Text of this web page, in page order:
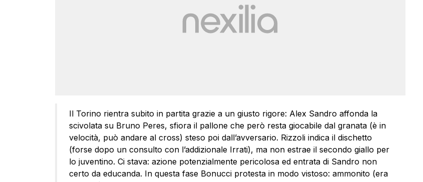
Il Torino rientra subito in partita grazie a un giusto rigore: Alex Sandro affonda la
scivolata su Bruno Peres, sfiora il pallone che però resta giocabile dal granata (è in
velocità, può andare al cross) steso poi dall’avversario. Rizzoli indica il dischetto
(forse dopo un consulto con l’addizionale Irrati), ma non estrae il secondo giallo per
lo juventino. Ci stava: azione potenzialmente pericolosa ed entrata di Sandro non
certo da educanda. In questa fase Bonucci protesta in modo vistoso: ammonito (era